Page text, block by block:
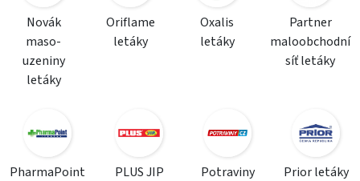
Novák
maso-
uzeniny
letáky
Oriflame
letáky
Oxalis
letáky
Partner
maloobchodní
síť letáky
PharmaPoint
PLUS JIP
Potraviny
Prior letáky